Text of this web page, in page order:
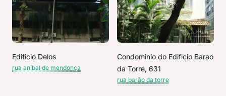
Edificio Delos
rua aníbal de mendonça
Condominio do Edificio Barao
da Torre, 631
rua barão da torre